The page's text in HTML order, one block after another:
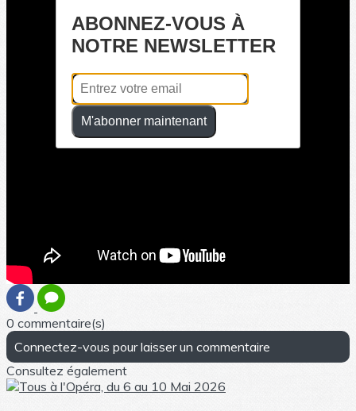
0 commentaire(s)
Connectez-vous pour laisser un commentaire
Consultez également
ABONNEZ-VOUS À
NOTRE NEWSLETTER
M'abonner maintenant